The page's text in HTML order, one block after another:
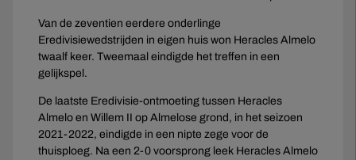
Van de zeventien eerdere onderlinge
Eredivisiewedstrijden in eigen huis won Heracles Almelo
twaalf keer. Tweemaal eindigde het treffen in een
gelijkspel.
De laatste Eredivisie-ontmoeting tussen Heracles
Almelo en Willem II op Almelose grond, in het seizoen
2021-2022, eindigde in een nipte zege voor de
thuisploeg. Na een 2-0 voorsprong leek Heracles Almelo